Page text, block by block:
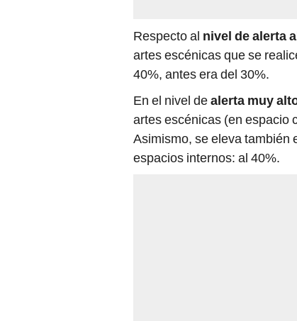
Respecto al nivel de alerta
artes escénicas que se
40%, antes era del 30%.
En el nivel dealerta muy
artes escénicas (en espacio
Asimismo, se eleva también
espacios internos: al 40%.